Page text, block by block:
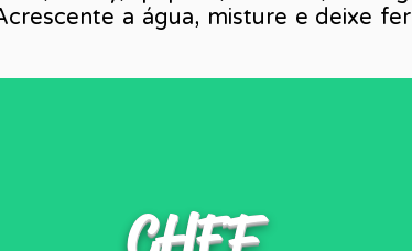
a água, misture e deixe